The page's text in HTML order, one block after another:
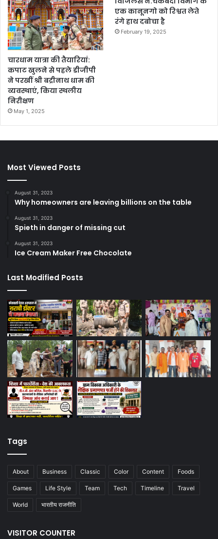
चारधाम यात्रा की तैयारियां:
कपाट खुलने से पहले डीजीपी
ने परखीं श्री बद्रीनाथ धाम की
व्यवस्थाएं, किया स्थलीय
निरीक्षण
May 1, 2025
एक कानूनगो को रिश्वत लेते
रंगे हाथ दबोचा है
February 19, 2025
Most Viewed Posts
August 31, 2023
Why homeowners are leaving billions on the table
August 31, 2023
Spieth in danger of missing cut
August 31, 2023
Ice Cream Maker Free Chocolate
Last Modified Posts
Tags
About Business Classic Color Content Foods
Games Life Style Team Tech Timeline Travel
World भारतीय राजनीति
VISITOR COUNTER